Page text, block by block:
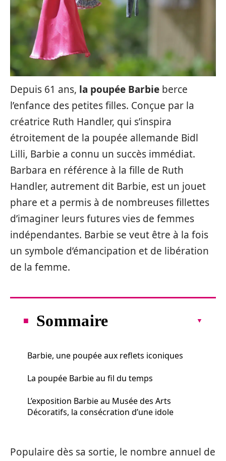
Depuis 61 ans, la poupée Barbie berce
l’enfance des petites filles. Conçue par la
créatrice Ruth Handler, qui s’inspira
étroitement de la poupée allemande Bidl
Lilli, Barbie a connu un succès immédiat.
Barbara en référence à la fille de Ruth
Handler, autrement dit Barbie, est un jouet
phare et a permis à de nombreuses fillettes
d’imaginer leurs futures vies de femmes
indépendantes. Barbie se veut être à la fois
un symbole d’émancipation et de libération
de la femme.
Sommaire
Barbie, une poupée aux reflets iconiques
La poupée Barbie au fil du temps
L’exposition Barbie au Musée des Arts
Décoratifs, la consécration d’une idole
Populaire dès sa sortie, le nombre annuel de